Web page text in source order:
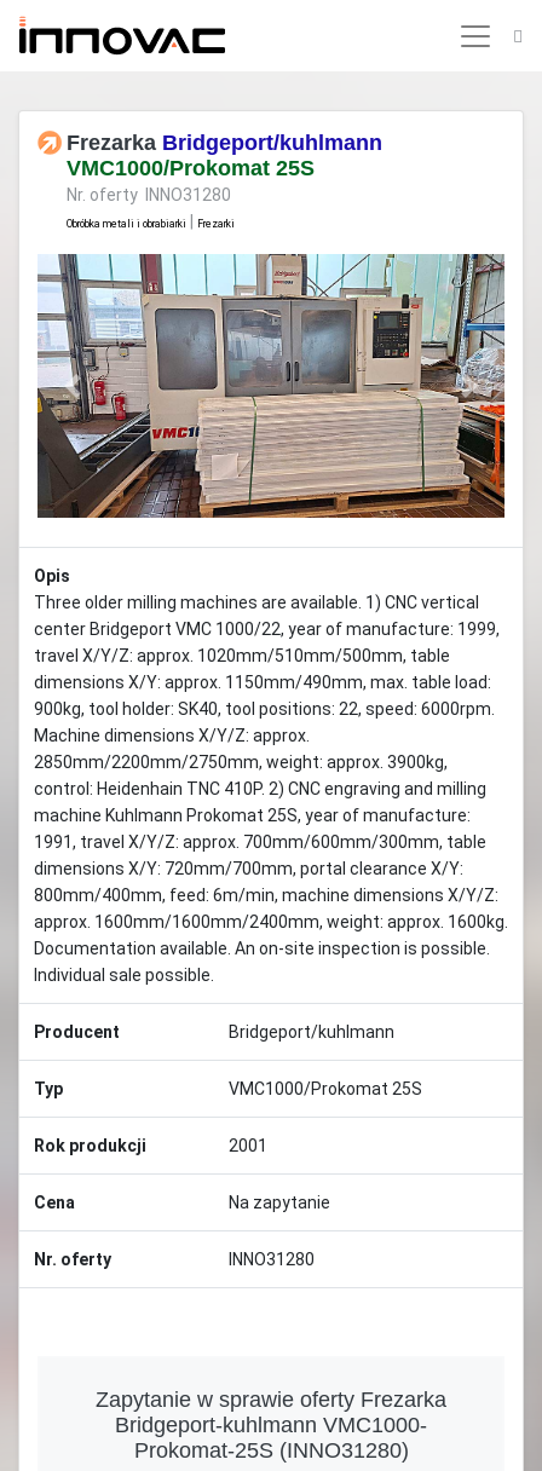
Frezarka Bridgeport/kuhlmann
VMC1000/Prokomat 25S
Nr. oferty INNO31280
Obróbka metali i obrabiarki Frezarki
Previous Next
Opis
Three older milling machines are available. 1) CNC vertical
center Bridgeport VMC 1000/22, year of manufacture: 1999,
travel X/Y/Z: approx. 1020mm/510mm/500mm, table
dimensions X/Y: approx. 1150mm/490mm, max. table load:
900kg, tool holder: SK40, tool positions: 22, speed: 6000rpm.
Machine dimensions X/Y/Z: approx.
2850mm/2200mm/2750mm, weight: approx. 3900kg,
control: Heidenhain TNC 410P. 2) CNC engraving and milling
machine Kuhlmann Prokomat 25S, year of manufacture:
1991, travel X/Y/Z: approx. 700mm/600mm/300mm, table
dimensions X/Y: 720mm/700mm, portal clearance X/Y:
800mm/400mm, feed: 6m/min, machine dimensions X/Y/Z:
approx. 1600mm/1600mm/2400mm, weight: approx. 1600kg.
Documentation available. An on-site inspection is possible.
Individual sale possible.
Producent Bridgeport/kuhlmann
Typ VMC1000/Prokomat 25S
Rok produkcji 2001
Cena Na zapytanie
Nr. oferty INNO31280
Zapytanie w sprawie oferty Frezarka
Bridgeport-kuhlmann VMC1000-
Prokomat-25S (INNO31280)